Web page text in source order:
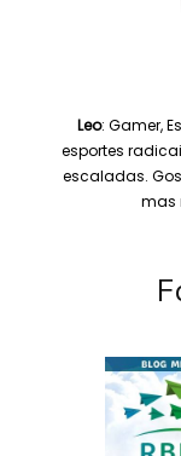
Leo: Gamer,
esportes
escaladas.
mas